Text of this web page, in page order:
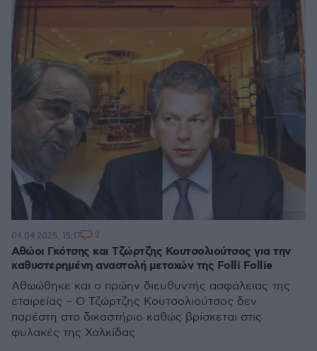
Αθώοι Γκότσης και Τζώρτζης Κουτσολιούτσος για την
καθυστερημένη αναστολή μετοχών της Folli Follie
Αθωώθηκε και ο πρώην διευθυντής ασφάλειας της
εταιρείας – Ο Τζώρτζης Κουτσολιούτσος δεν
παρέστη στο δικαστήριο καθώς βρίσκεται στις
φυλακές της Χαλκίδας
04.04.2025, 15:17 2